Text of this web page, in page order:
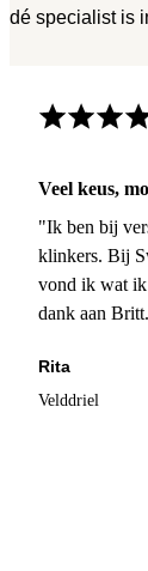
dé specialist is
Veel keus,
"Ik ben bij
klinkers. Bij
vond ik wat ik
dank aan
Rita
Velddriel